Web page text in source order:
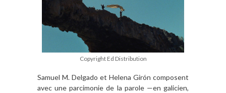
Copyright Ed Distribution
Samuel M. Delgado et Helena Girón composent
avec une parcimonie de la parole —en galicien,